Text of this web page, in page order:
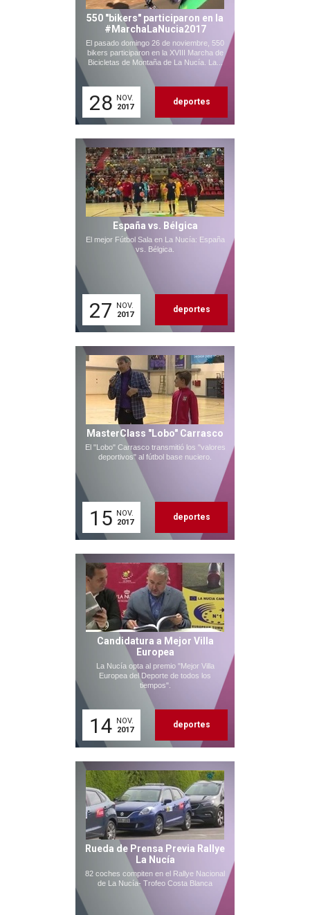
550 "bikers" participaron en la
#MarchaLaNucia2017
El pasado domingo 26 de noviembre, 550
bikers participaron en la XVIII Marcha de
Bicicletas de Montaña de La Nucía. La...
28 NOV.
2017
deportes
España vs. Bélgica
El mejor Fútbol Sala en La Nucía: España
vs. Bélgica.
27
NOV.
2017
deportes
MasterClass "Lobo" Carrasco
El "Lobo" Carrasco transmitió los "valores
deportivos" al fútbol base nuciero.
15 NOV.
2017
deportes
Candidatura a Mejor Villa
Europea
La Nucía opta al premio "Mejor Villa
Europea del Deporte de todos los
tiempos".
14 NOV.
2017
deportes
Rueda de Prensa Previa Rallye
La Nucía
82 coches compiten en el Rallye Nacional
de La Nucía- Trofeo Costa Blanca